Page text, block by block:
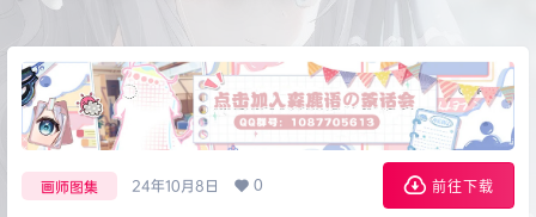
画师图集 24年10月8日 0 前往下载